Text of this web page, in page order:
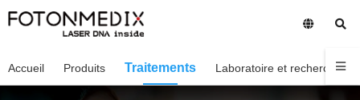
Accueil Produits Traitements Laboratoire et recherche